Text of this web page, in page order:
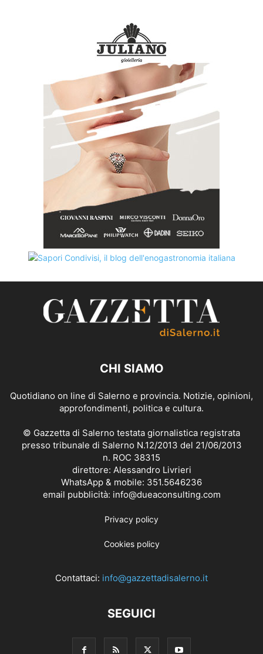
CHI SIAMO
Quotidiano on line di Salerno e provincia. Notizie, opinioni,
approfondimenti, politica e cultura.
© Gazzetta di Salerno testata giornalistica registrata
presso tribunale di Salerno N.12/2013 del 21/06/2013
n. ROC 38315
direttore: Alessandro Livrieri
WhatsApp & mobile: 351.5646236
email pubblicità: info@dueaconsulting.com
Privacy policy
Cookies policy
Contattaci: info@gazzettadisalerno.it
SEGUICI